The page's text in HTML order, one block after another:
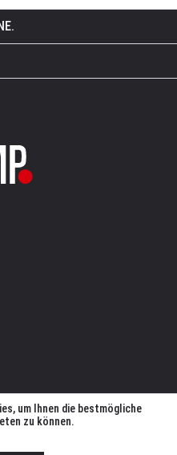
um Ihnen die bestmögliche
zu können.